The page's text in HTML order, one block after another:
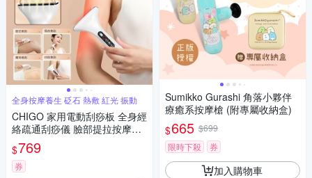
全身按摩養生 砭石 熱敷 紅光 振動
CHIGO 家用電動刮痧板 全身經
絡疏通刮痧儀 臉部提拉按摩儀
熱敷揉腹儀 頸椎肌肉淋巴排毒
按摩放鬆儀（非醫療器材）
$769
券
Sumikko Gurashi 角落小夥伴
療癒系按摩槍 (附專屬收納盒)
$665 $699
限時下殺
券
加入購物車